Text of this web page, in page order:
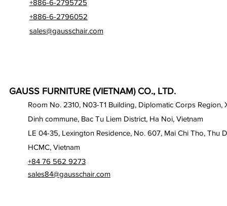
+886-6-2795725
+886-6-2796052
sales@gausschair.com
GAUSS FURNITURE (VIETNAM) CO., LTD.
Room No. 2310, N03-T1 Building, Diplomatic Corps Region,
Dinh commune, Bac Tu Liem District, Ha Noi, Vietnam
LE 04-35, Lexington Residence, No. 607, Mai Chi Tho, Thu
HCMC, Vietnam
+84 76 562 9273
sales84@gausschair.com